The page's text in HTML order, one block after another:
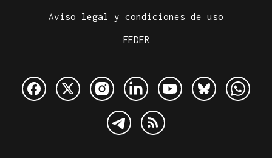
Aviso legal y condiciones de uso
FEDER